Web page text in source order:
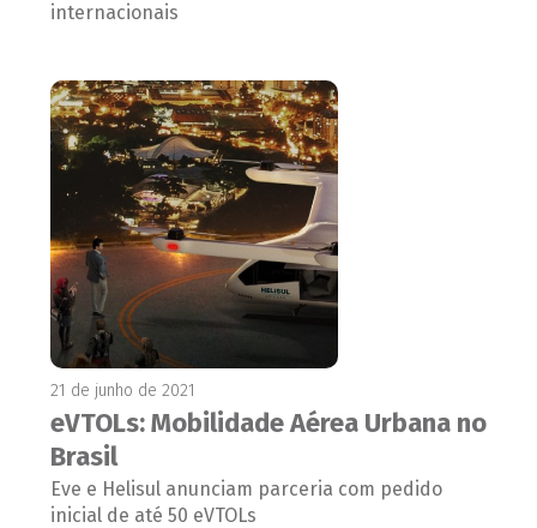
internacionais
21 de junho de 2021
eVTOLs: Mobilidade Aérea Urbana no
Brasil
Eve e Helisul anunciam parceria com pedido
inicial de até 50 eVTOLs